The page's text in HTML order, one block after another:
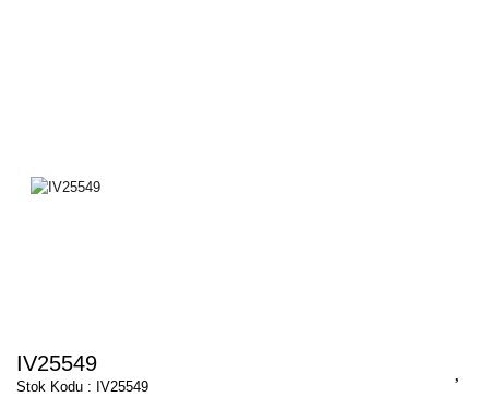
IV25549
Stok Kodu : IV25549